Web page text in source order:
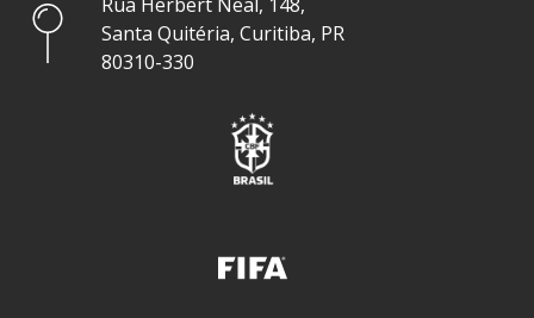
Santa Quitéria, Curitiba, PR
80310-330